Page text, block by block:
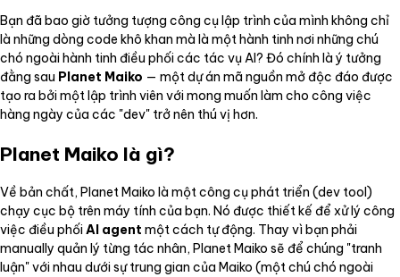
Bạn đã bao giờ tưởng tượng công cụ lập trình của mình không chỉ
là những dòng code khô khan mà là một hành tinh nơi những chú
chó ngoài hành tinh điều phối các tác vụ AI? Đó chính là ý tưởng
đằng sau Planet Maiko — một dự án mã nguồn mở độc đáo được
tạo ra bởi một lập trình viên với mong muốn làm cho công việc
hàng ngày của các "dev" trở nên thú vị hơn.
Planet Maiko là gì?
Về bản chất, Planet Maiko là một công cụ phát triển (dev tool)
chạy cục bộ trên máy tính của bạn. Nó được thiết kế để xử lý công
việc điều phốiAI agent một cách tự động. Thay vì bạn phải
manually quản lý từng tác nhân, Planet Maiko sẽ để chúng "tranh
luận" với nhau dưới sự trung gian của Maiko (một chú chó ngoài